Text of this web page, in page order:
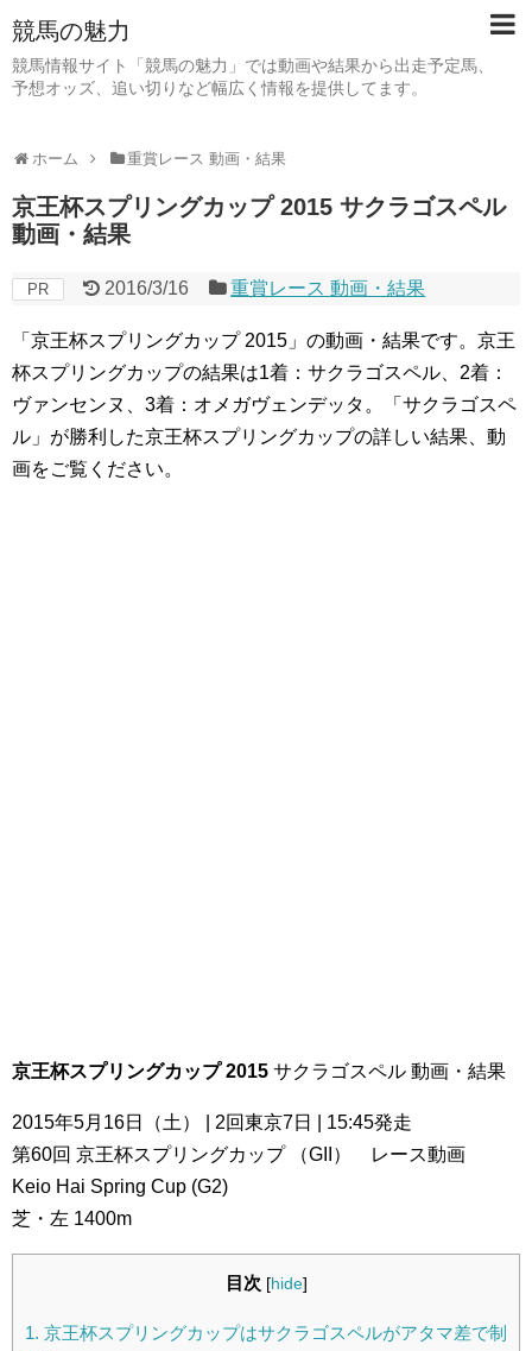
競馬の魅力
競馬情報サイト「競馬の魅力」では動画や結果から出走予定馬、
予想オッズ、追い切りなど幅広く情報を提供してます。
ホーム 重賞レース 動画・結果
京王杯スプリングカップ 2015 サクラゴスペル
動画・結果
PR 2016/3/16 重賞レース 動画・結果
「京王杯スプリングカップ 2015」の動画・結果です。京王
杯スプリングカップの結果は1着：サクラゴスペル、2着：
ヴァンセンヌ、3着：オメガヴェンデッタ。「サクラゴスペ
ル」が勝利した京王杯スプリングカップの詳しい結果、動
画をご覧ください。
京王杯スプリングカップ 2015 サクラゴスペル 動画・結果
2015年5月16日（土） | 2回東京7日 | 15:45発走
第60回 京王杯スプリングカップ （GII） レース動画
Keio Hai Spring Cup (G2)
芝・左 1400m
目次 [hide]
1. 京王杯スプリングカップはサクラゴスペルがアタマ差で制